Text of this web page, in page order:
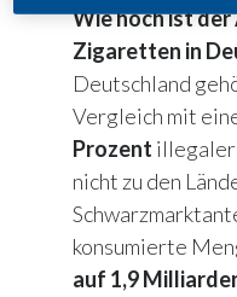
Wie hoch ist
Zigaretten in
Deutschland
Vergleich mit
Prozent
nicht zu den
konsumierte
auf 1,9